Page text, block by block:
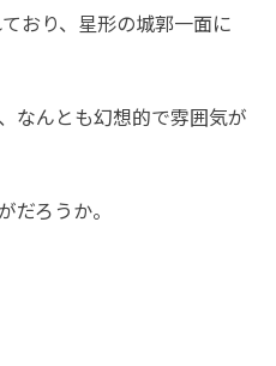
おり、星形の城郭一面に
なんとも幻想的で雰囲気が
ろうか。
愛知
田市の「新美南吉記念館」